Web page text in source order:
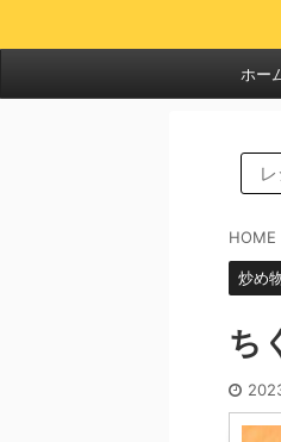
ホー
HOME
炒め
ち